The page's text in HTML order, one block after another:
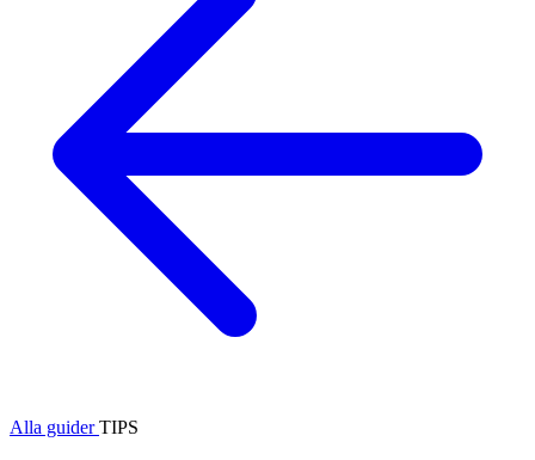
Alla guiderTIPS